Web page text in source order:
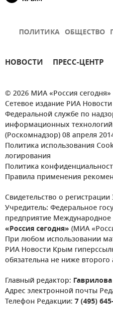
ПОЛИТИКА ОБЩЕСТВО
НОВОСТИ ПРЕСС-ЦЕНТР
© 2026 МИА «Россия сегодня»
Сетевое издание РИА
Федеральной службе по
информационных
(Роскомнадзор) 08 апреля
Политика использования
логирования
Политика
Правила применения
Свидетельство о
Учредитель: Федеральное
предприятие
«Россия сегодня» (МИА
При любом использовании
РИА Новости Крым
обязательна не ниже второго
Главный редактор:
Адрес электронной почты
Телефон Редакции: 7 (495)